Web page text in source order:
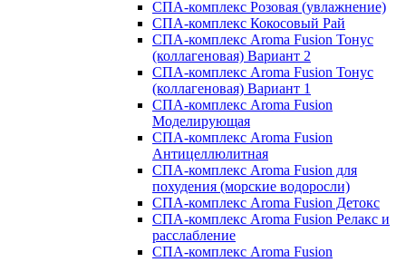
СПА-комплекс Розовая (увлажнение)
СПА-комплекс Кокосовый Рай
СПА-комплекс Aroma Fusion Тонус
(коллагеновая) Вариант 2
СПА-комплекс Aroma Fusion Тонус
(коллагеновая) Вариант 1
СПА-комплекс Aroma Fusion
Моделирующая
СПА-комплекс Aroma Fusion
Антицеллюлитная
СПА-комплекс Aroma Fusion для
похудения (морские водоросли)
СПА-комплекс Aroma Fusion Детокс
СПА-комплекс Aroma Fusion Релакс и
расслабление
СПА-комплекс Aroma Fusion